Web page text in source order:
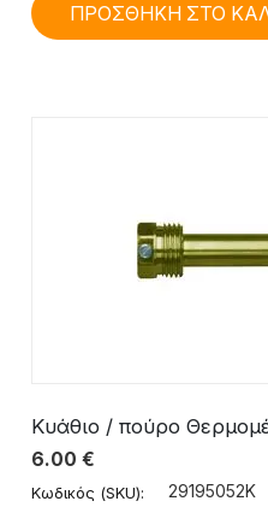
ΠΡΟΣΘΗΚΗ ΣΤΟ
Κυάθιο / πούρο
6.00 €
Κωδικός (SKU): 29195052K